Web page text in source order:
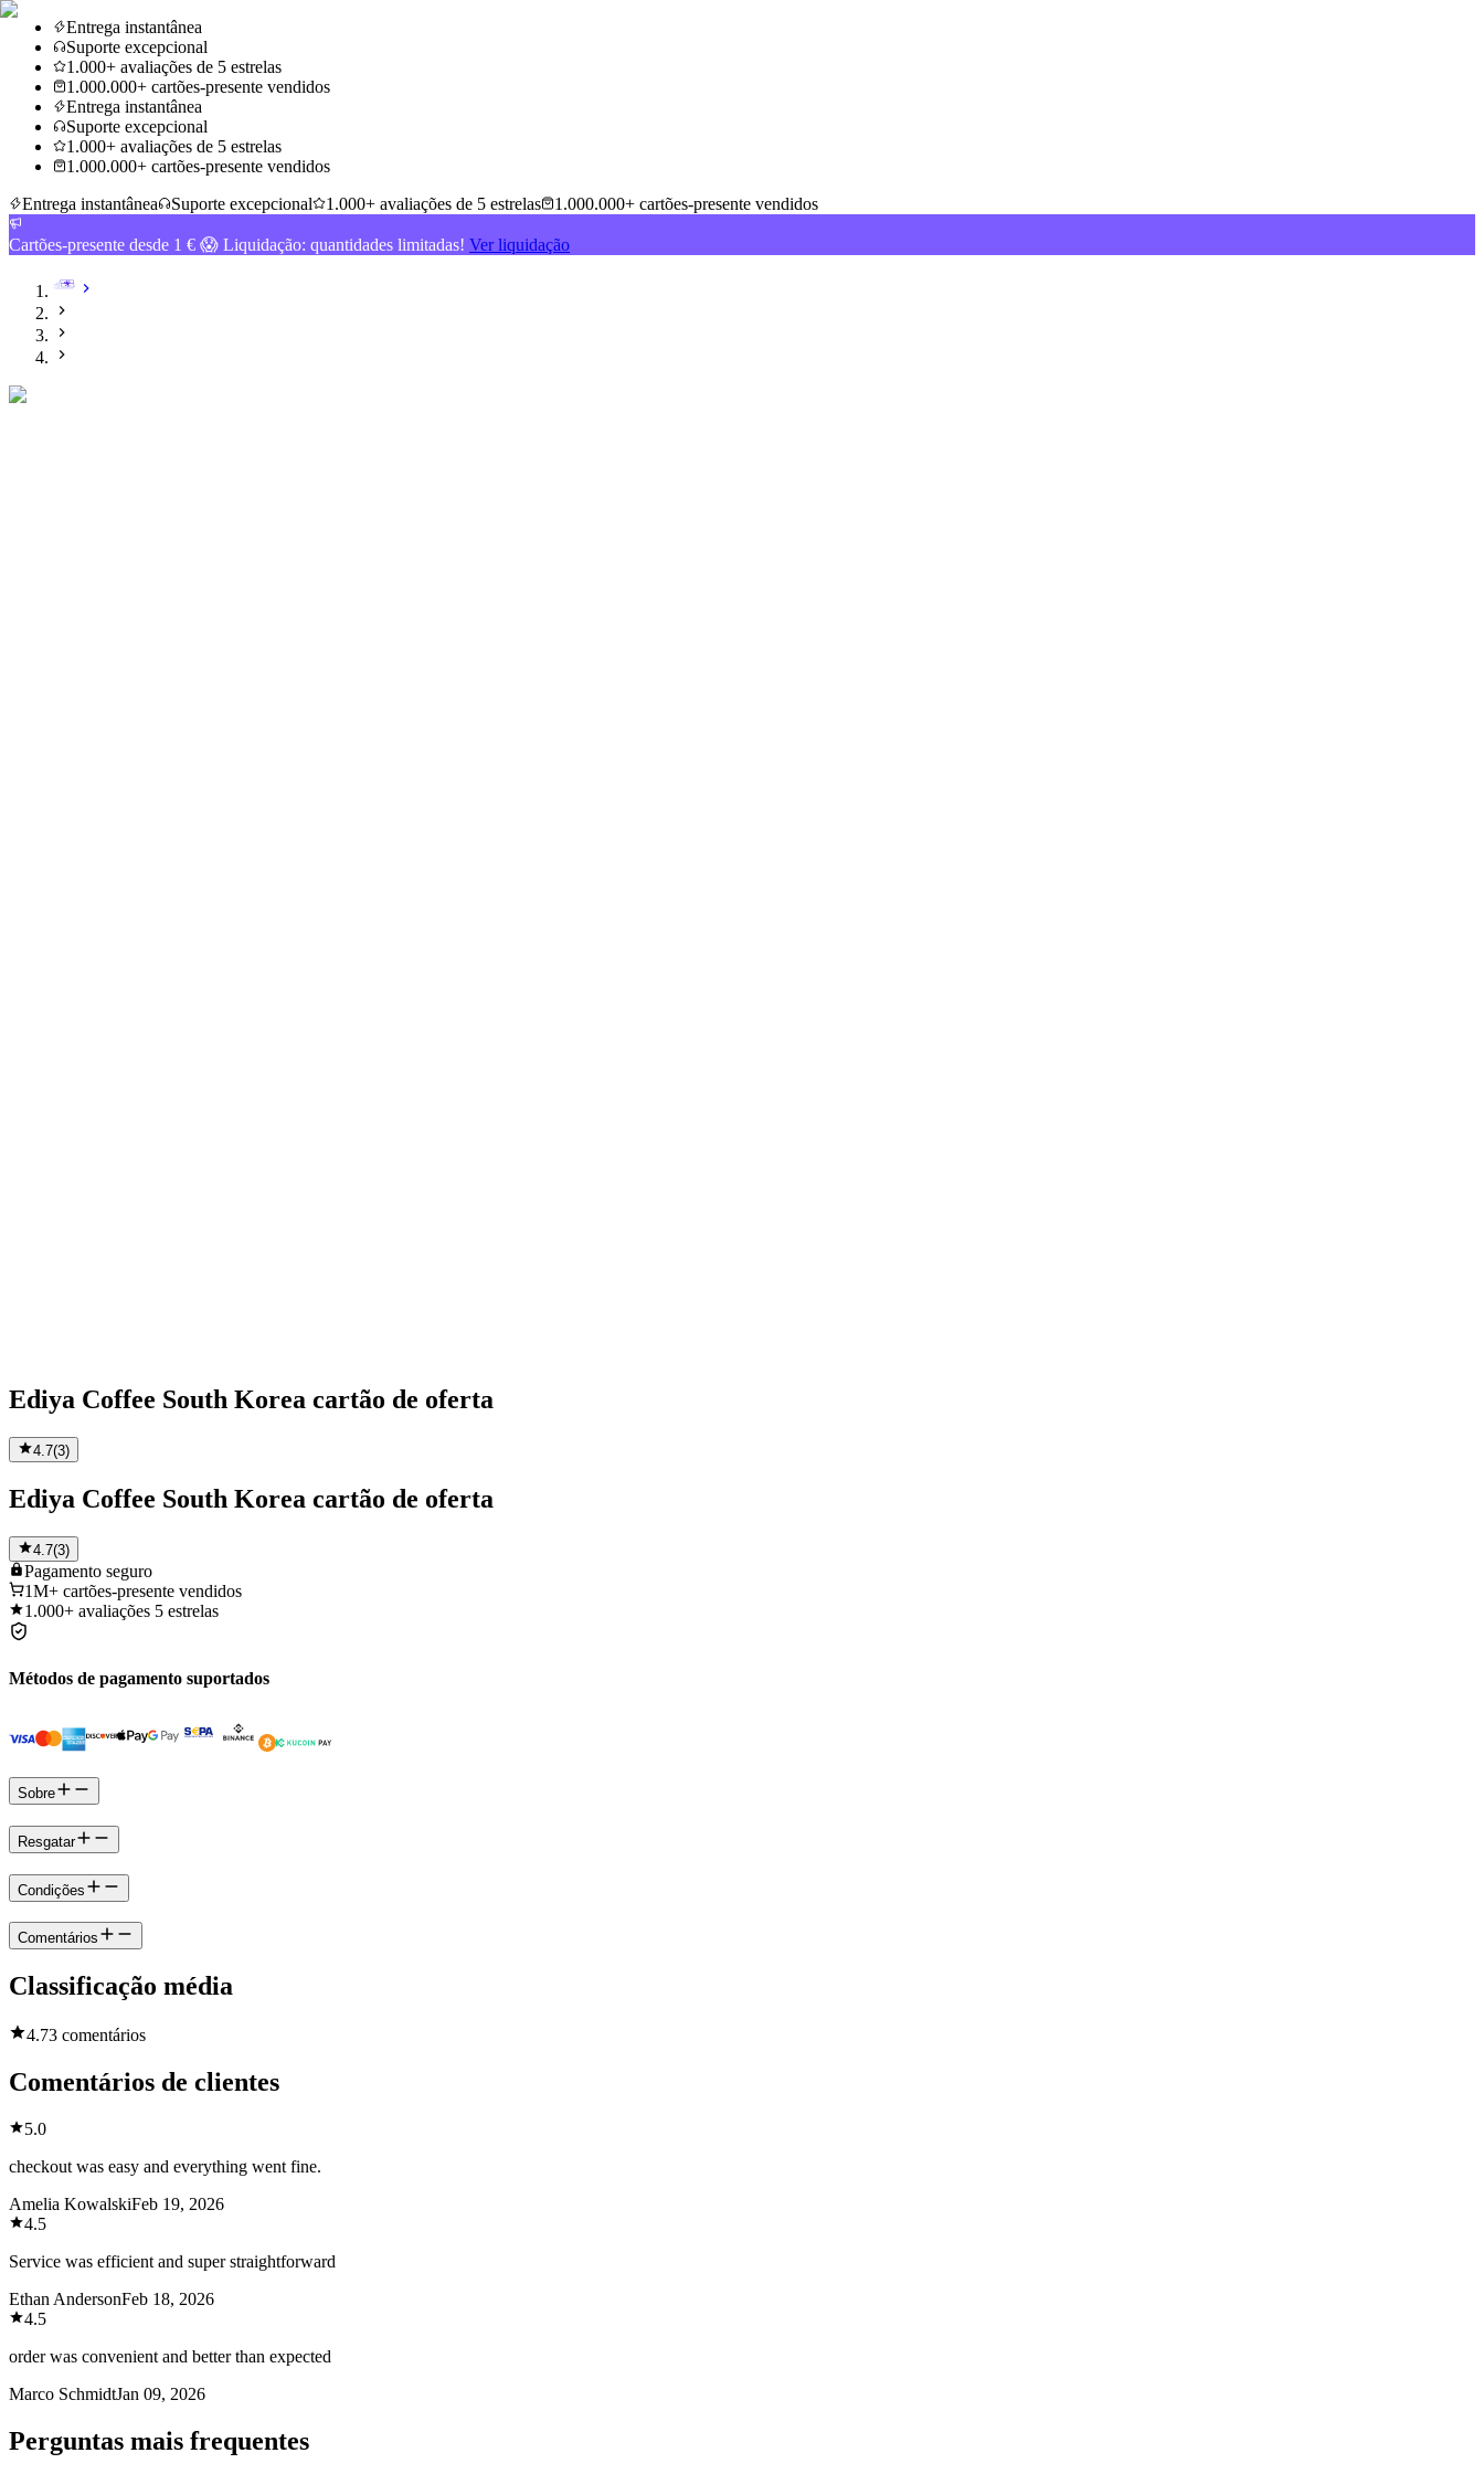
Entrega instantânea
Suporte excepcional
1.000+ avaliações de 5 estrelas
1.000.000+ cartões-presente vendidos
Entrega instantânea
Suporte excepcional
1.000+ avaliações de 5 estrelas
1.000.000+ cartões-presente vendidos
Entrega instantânea
Suporte excepcional 1.000+ avaliações de 5 estrelas 1.000.000+ cartões-presente vendidos
Cartões-presente desde 1 € 😱 Liquidação: quantidades limitadas! Ver liquidação
Ediya Coffee South Korea cartão de oferta
4.7(3)
Ediya Coffee South Korea cartão de oferta
4.7(3)
Pagamento seguro
1M+ cartões-presente vendidos
1.000+ avaliações 5 estrelas
Métodos de pagamento suportados
Sobre
Resgatar
Condições
Comentários
Classificação média
4.73 comentários
Comentários de clientes
5.0
checkout was easy and everything went fine.
Amelia KowalskiFeb 19, 2026
4.5
Service was efficient and super straightforward
Ethan AndersonFeb 18, 2026
4.5
order was convenient and better than expected
Marco SchmidtJan 09, 2026
Perguntas mais frequentes